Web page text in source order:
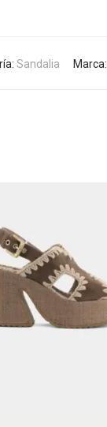
Sandalia Marca: